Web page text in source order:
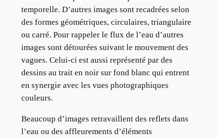
temporelle. D’autres images sont recadrées selon
des formes géométriques, circulaires, triangulaire
ou carré. Pour rappeler le flux de l’eau d’autres
images sont détourées suivant le mouvement des
vagues. Celui-ci est aussi représenté par des
dessins au trait en noir sur fond blanc qui entrent
en synergie avec les vues photographiques
couleurs.
Beaucoup d’images retravaillent des reflets dans
l’eau ou des affleurements d’éléments